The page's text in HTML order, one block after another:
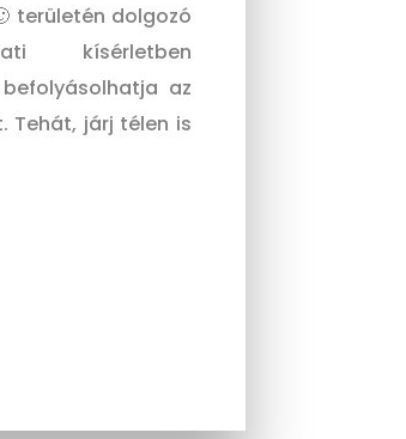
területén dolgozó
kísérletben
az
Tehát, járj télen is